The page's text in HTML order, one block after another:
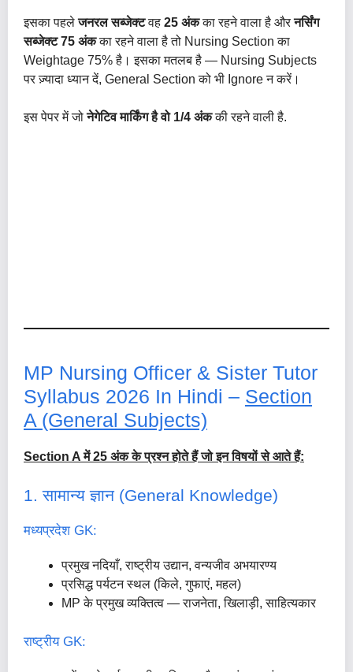
इसका पहलेजनरल सब्जेक्टवह 25 अंकका रहने वाला है औरनर्सिंग
सब्जेक्ट 75 अंकका रहने वाला है तो Nursing Section का
Weightage 75% है। इसका मतलब है — Nursing Subjects
पर ज़्यादा ध्यान दें, General Section को भी Ignore न करें।
इस पेपर में जोनेगेटिव मार्किंग है वो 1/4 अंककी रहने वाली है.
MP Nursing Officer & Sister Tutor
Syllabus 2026 In Hindi – Section
A (General Subjects)
Section A में 25 अंक के प्रश्न होते हैं जो इन विषयों से आते हैं:
1. सामान्य ज्ञान (General Knowledge)
मध्यप्रदेश GK:
प्रमुख नदियाँ, राष्ट्रीय उद्यान, वन्यजीव अभयारण्य
प्रसिद्ध पर्यटन स्थल (किले, गुफाएं, महल)
MP के प्रमुख व्यक्तित्व — राजनेता, खिलाड़ी, साहित्यकार
राष्ट्रीय GK: